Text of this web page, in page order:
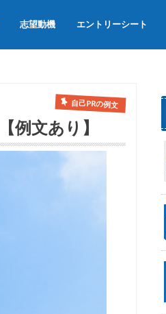
書き方
例文集
志望動機
志望動機の書き方
志望動機の例文
エントリーシート
自己PRの例文
例文あり】